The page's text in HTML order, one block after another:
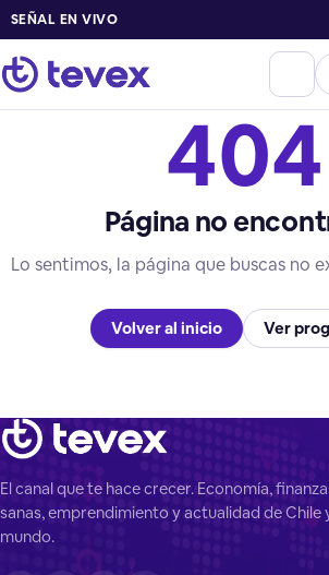
SEÑAL EN VIVO
404
Página no
Lo sentimos, la página que buscas no
Volver al inicio Ver
El canal que te hace crecer. Economía,
sanas, emprendimiento y actualidad de Chile
mundo.